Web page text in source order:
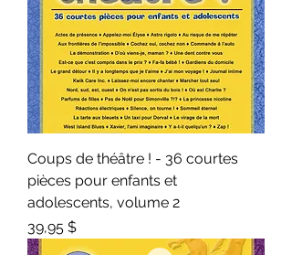
Coups de théâtre ! - 36 courtes
pièces pour enfants et
adolescents, volume 2
Prix
39,95 $